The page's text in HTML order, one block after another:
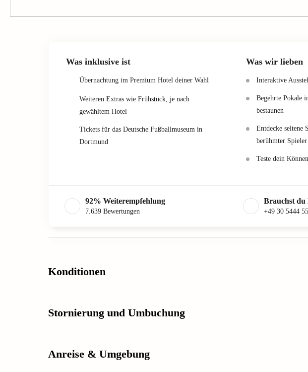
Was inklusive ist
Übernachtung im Premium Hotel deiner Wahl
Weiteren Extras wie Frühstück, je nach
gewähltem Hotel
Tickets für das Deutsche Fußballmuseum in
Dortmund
Was wir lieben
Interaktive
Begehrte Pokale
bestaunen
Entdecke seltene
berühmter Spieler
Teste dein
92% Weiterempfehlung
7.639 Bewertungen
Brauchst du
+49 30 5444
Konditionen
Stornierung und Umbuchung
Anreise & Umgebung